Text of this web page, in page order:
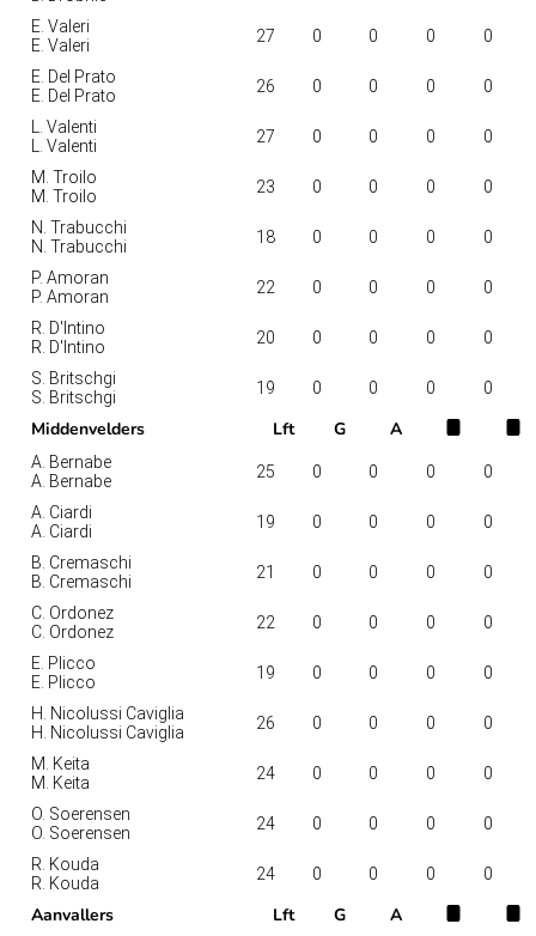
E. Valeri
E. Valeri
27 0 0 0 0
E. Del Prato
E. Del Prato
26 0 0 0 0
L. Valenti
L. Valenti
27 0 0 0 0
M. Troilo
M. Troilo
23 0 0 0 0
N. Trabucchi
N. Trabucchi
18 0 0 0 0
P. Amoran
P. Amoran
22 0 0 0 0
R. D'Intino
R. D'Intino
20 0 0 0 0
S. Britschgi
S. Britschgi
19 0 0 0 0
Middenvelders Lft G A
A. Bernabe
A. Bernabe
25 0 0 0 0
A. Ciardi
A. Ciardi
19 0 0 0 0
B. Cremaschi
B. Cremaschi
21 0 0 0 0
C. Ordonez
C. Ordonez
22 0 0 0 0
E. Plicco
E. Plicco
19 0 0 0 0
H. Nicolussi Caviglia
H. Nicolussi Caviglia
26 0 0 0 0
M. Keita
M. Keita
24 0 0 0 0
O. Soerensen
O. Soerensen
24 0 0 0 0
R. Kouda
R. Kouda
24 0 0 0 0
Aanvallers Lft G A